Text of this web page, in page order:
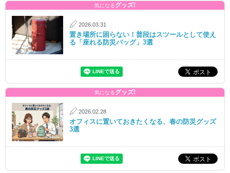
気になるグッズ!
2026.03.31
置き場所に困らない！普段はスツールとして使え
る「座れる防災バッグ」3選
気になるグッズ!
2026.02.28
オフィスに置いておきたくなる、春の防災グッズ
3選